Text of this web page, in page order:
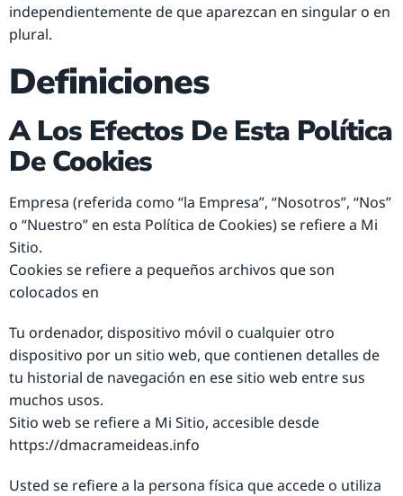
independientemente de que aparezcan en singular o en
plural.
Definiciones
A Los Efectos De Esta Política
De Cookies
Empresa (referida como “la Empresa”, “Nosotros”, “Nos”
o “Nuestro” en esta Política de Cookies) se refiere a Mi
Sitio.
Cookies se refiere a pequeños archivos que son
colocados en
Tu ordenador, dispositivo móvil o cualquier otro
dispositivo por un sitio web, que contienen detalles de
tu historial de navegación en ese sitio web entre sus
muchos usos.
Sitio web se refiere a Mi Sitio, accesible desde
https://dmacrameideas.info
Usted se refiere a la persona física que accede o utiliza